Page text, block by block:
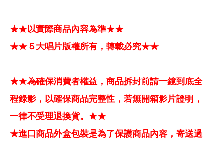
★★以實際商品內容為準★★
★★５大唱片版權所有，轉載必究★★
★★為確保消費者權益，商品拆封前請一鏡到底全
程錄影，以確保商品完整性，若無開箱影片證明，
一律不受理退換貨。★★
★進口商品外盒包裝是為了保護商品內容，寄送過